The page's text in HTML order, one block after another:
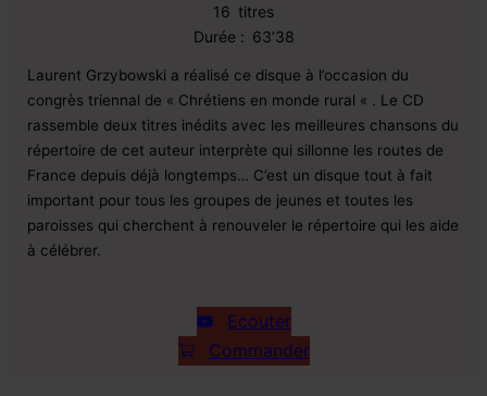
16 titres
Durée : 63’38
Laurent Grzybowski a réalisé ce disque à l’occasion du
congrès triennal de « Chrétiens en monde rural « . Le CD
rassemble deux titres inédits avec les meilleures chansons du
répertoire de cet auteur interprète qui sillonne les routes de
France depuis déjà longtemps… C’est un disque tout à fait
important pour tous les groupes de jeunes et toutes les
paroisses qui cherchent à renouveler le répertoire qui les aide
à célébrer.
Ecouter
Commander